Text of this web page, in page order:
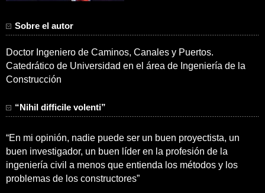
Sobre el autor
Doctor Ingeniero de Caminos, Canales y Puertos.
Catedrático de Universidad en el área de Ingeniería de la
Construcción
“Nihil difficile volenti”
“En mi opinión, nadie puede ser un buen proyectista, un
buen investigador, un buen líder en la profesión de la
ingeniería civil a menos que entienda los métodos y los
problemas de los constructores”